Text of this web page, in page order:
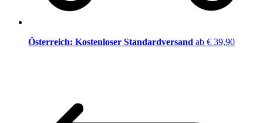
Österreich: Kostenloser Standardversand ab € 39,90